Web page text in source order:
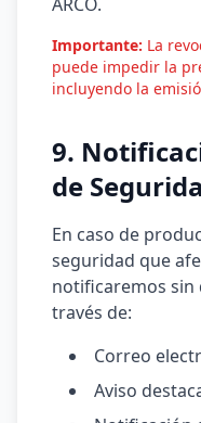
Importante: La
puede impedir la
incluyendo la
9.
de
En caso de
seguridad que
notificaremos sin
través de:
Correo
Aviso